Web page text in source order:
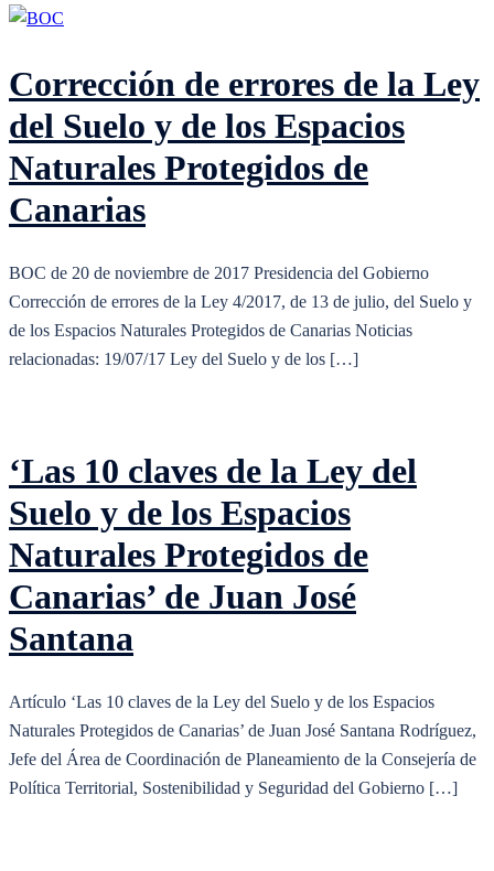
Corrección de errores de la Ley
del Suelo y de los Espacios
Naturales Protegidos de
Canarias
BOC de 20 de noviembre de 2017 Presidencia del Gobierno
Corrección de errores de la Ley 4/2017, de 13 de julio, del Suelo y
de los Espacios Naturales Protegidos de Canarias Noticias
relacionadas: 19/07/17 Ley del Suelo y de los […]
‘Las 10 claves de la Ley del
Suelo y de los Espacios
Naturales Protegidos de
Canarias’ de Juan José
Santana
Artículo ‘Las 10 claves de la Ley del Suelo y de los Espacios
Naturales Protegidos de Canarias’ de Juan José Santana Rodríguez,
Jefe del Área de Coordinación de Planeamiento de la Consejería de
Política Territorial, Sostenibilidad y Seguridad del Gobierno […]